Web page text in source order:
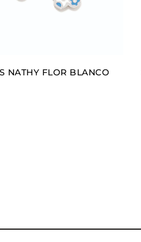
NATHY FLOR BLANCO